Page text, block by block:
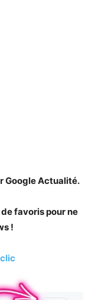
Google Actualité.
favoris pour ne
!